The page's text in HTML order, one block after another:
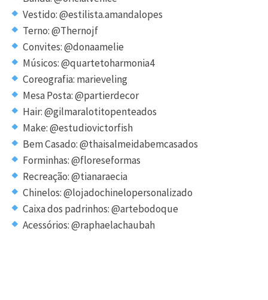
Vestido: @estilista.amandalopes
Terno: @Thernojf
Convites: @donaamelie
Músicos: @quartetoharmonia4
Coreografia: marieveling
Mesa Posta: @partierdecor
Hair: @gilmaralotitopenteados
Make: @estudiovictorfish
Bem Casado: @thaisalmeidabemcasados
Forminhas: @floreseformas
Recreação: @tianaraecia
Chinelos: @lojadochinelopersonalizado
Caixa dos padrinhos: @artebodoque
Acessórios: @raphaelachaubah